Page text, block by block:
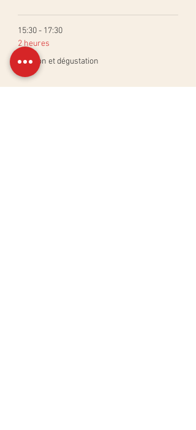
15:30 - 17:30
2 heures
Cuisson et dégustation